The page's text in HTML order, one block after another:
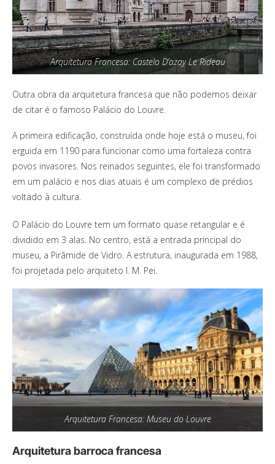
Arquitetura Francesa: Castelo D’azay Le Rideau
Outra obra da arquitetura francesa que não podemos deixar
de citar é o famoso Palácio do Louvre.
A primeira edificação, construída onde hoje está o museu, foi
erguida em 1190 para funcionar como uma fortaleza contra
povos invasores. Nos reinados seguintes, ele foi transformado
em um palácio e nos dias atuais é um complexo de prédios
voltado à cultura.
O Palácio do Louvre tem um formato quase retangular e é
dividido em 3 alas. No centro, está a entrada principal do
museu, a Pirâmide de Vidro. A estrutura, inaugurada em 1988,
foi projetada pelo arquiteto I. M. Pei.
Arquitetura Francesa: Museu do Louvre
Arquitetura barroca francesa